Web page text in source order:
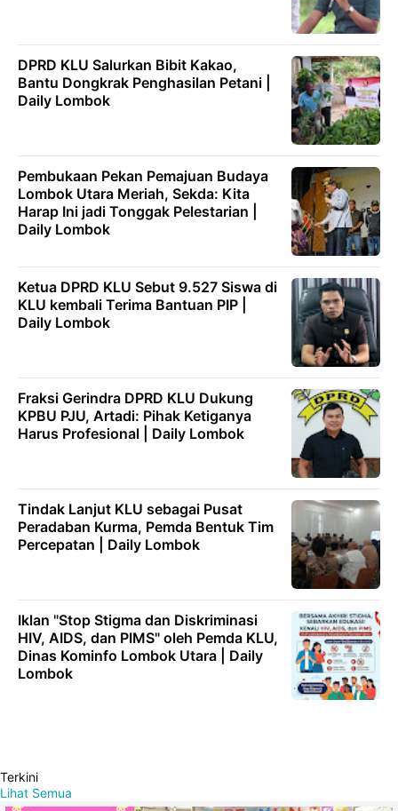
DPRD KLU Salurkan Bibit Kakao,
Bantu Dongkrak Penghasilan Petani |
Daily Lombok
Pembukaan Pekan Pemajuan Budaya
Lombok Utara Meriah, Sekda: Kita
Harap Ini jadi Tonggak Pelestarian |
Daily Lombok
Ketua DPRD KLU Sebut 9.527 Siswa di
KLU kembali Terima Bantuan PIP |
Daily Lombok
Fraksi Gerindra DPRD KLU Dukung
KPBU PJU, Artadi: Pihak Ketiganya
Harus Profesional | Daily Lombok
Tindak Lanjut KLU sebagai Pusat
Peradaban Kurma, Pemda Bentuk Tim
Percepatan | Daily Lombok
Iklan "Stop Stigma dan Diskriminasi
HIV, AIDS, dan PIMS" oleh Pemda KLU,
Dinas Kominfo Lombok Utara | Daily
Lombok
Terkini
Lihat Semua